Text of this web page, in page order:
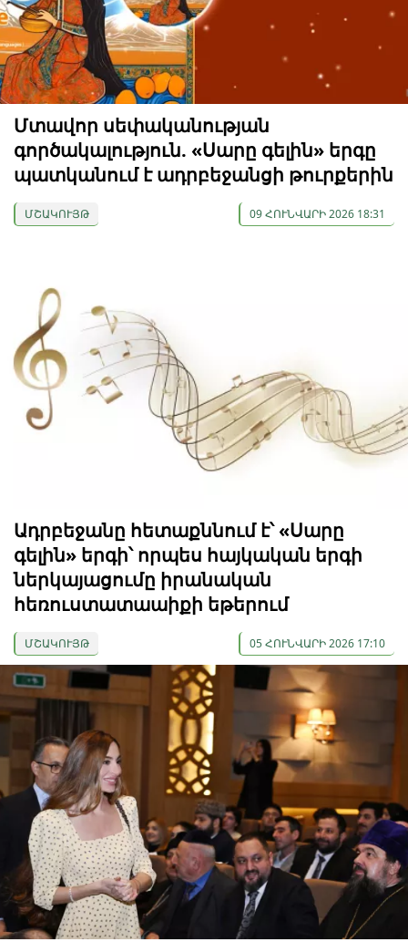
Մտավոր սեփականության
գործակալություն. «Սարը գելին» երգը
պատկանում է ադրբեջանցի թուրքերին
ՄՇԱԿՈՒՅԹ 09 ՀՈՒՆՎԱՐԻ 2026 18:31
Ադրբեջանը հետաքննում է՝ «Սարը
գելին» երգի՝ որպես հայկական երգի
ներկայացումը իրանական
հեռուստատաաիքի եթերում
ՄՇԱԿՈՒՅԹ 05 ՀՈՒՆՎԱՐԻ 2026 17:10